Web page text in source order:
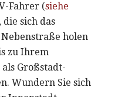
Fahrer (siehe
sich das
holen
zu Ihrem
Großstadt-
Wundern Sie sich